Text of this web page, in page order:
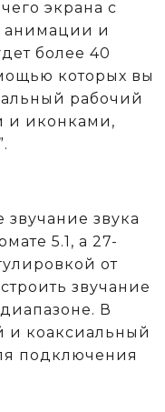
экрана с
и
более 40
которых вы
рабочий
и иконками,
звучание звука
5.1, а 27-
от
звучание
В
и коаксиальный
подключения